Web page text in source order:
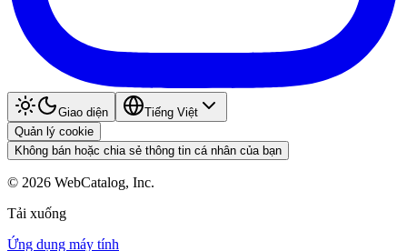
Giao diện
Tiếng Việt
Quản lý cookie
Không bán hoặc chia sẻ thông tin cá nhân của bạn
© 2026 WebCatalog, Inc.
Tải xuống
Ứng dụng máy tính